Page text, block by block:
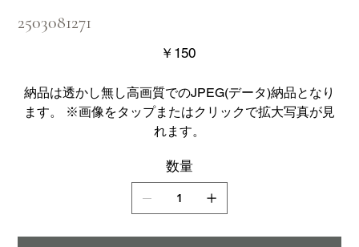
2503081271
価
格
￥150
納品は透かし無し高画質でのJPEG(データ)納品となり
ます。 ※画像をタップまたはクリックで拡大写真が見
れます。
数量